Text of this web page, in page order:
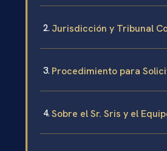
Jurisdicción y Tribunal
Procedimiento para
Sobre el Sr. Sris y el